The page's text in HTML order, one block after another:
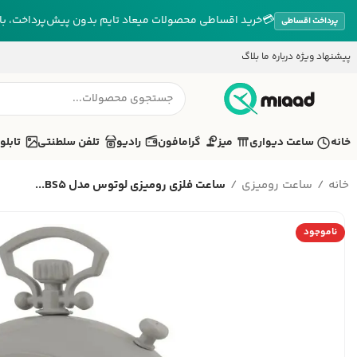
پرداخت اقساطی 💳خرید اقساطی محصولات میعاد تایم بدون پیش‌پرداخت،
پیشنهاد ویژه درباره ما بلاگ
خانه ساعت دیواری میز گرامافون رادیو تلفن سلطنتی تابلو
خانه ساعت رومیزی ساعت فلزی رومیزی لوتوس مدل BS5...
ناموجود